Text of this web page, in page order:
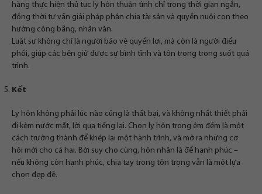
hàng thực hiện thủ tục ly hôn thuận tình chỉ trong thời gian ngắn,
đồng thời tư vấn giải pháp phân chia tài sản và quyền nuôi con theo
hướng công bằng, nhân văn.
Luật sư không chỉ là người bảo vệ quyền lợi, mà còn là người điều
phối, giúp các bên giữ được sự bình tĩnh và tôn trọng trong suốt quá
trình.
Kết
Ly hôn không phải lúc nào cũng là thất bại, và không nhất thiết phải
đi kèm nước mắt, lời qua tiếng lại. Chọn ly hôn trong êm đềm là một
cách trưởng thành để khép lại một hành trình, và mở ra những cơ
hội mới cho cả hai. Bởi suy cho cùng, hôn nhân là để hạnh phúc –
nếu không còn hạnh phúc, chia tay trong tôn trọng vẫn là một lựa
chọn đẹp đẽ.